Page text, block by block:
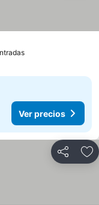
Ver precios
Compartir